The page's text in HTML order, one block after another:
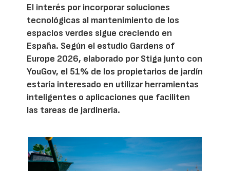
El interés por incorporar soluciones
tecnológicas al mantenimiento de los
espacios verdes sigue creciendo en
España. Según el estudio Gardens of
Europe 2026, elaborado por Stiga junto con
YouGov, el 51% de los propietarios de jardín
estaría interesado en utilizar herramientas
inteligentes o aplicaciones que faciliten
las tareas de jardinería.